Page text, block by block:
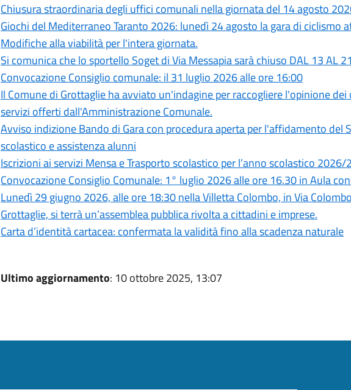
Chiusura straordinaria degli uffici comunali nella giornata del 14 agosto
Giochi del Mediterraneo Taranto 2026: lunedì 24 agosto la gara di ciclismo
Modifiche alla viabilità per l'intera giornata.
Si comunica che lo sportello Soget di Via Messapia sarà chiuso DAL 13 AL
Convocazione Consiglio comunale: il 31 luglio 2026 alle ore 16:00
Il Comune di Grottaglie ha avviato un'indagine per raccogliere l'opinione
servizi offerti dall'Amministrazione Comunale.
Avviso indizione Bando di Gara con procedura aperta per l'affidamento del
scolastico e assistenza alunni
Iscrizioni ai servizi Mensa e Trasporto scolastico per l’anno scolastico 2026/
Convocazione Consiglio Comunale: 1° luglio 2026 alle ore 16.30 in Aula
Lunedì 29 giugno 2026, alle ore 18:30 nella Villetta Colombo, in Via
Grottaglie, si terrà un’assemblea pubblica rivolta a cittadini e imprese.
Carta d’identità cartacea: confermata la validità fino alla scadenza naturale
Ultimo aggiornamento: 10 ottobre 2025, 13:07